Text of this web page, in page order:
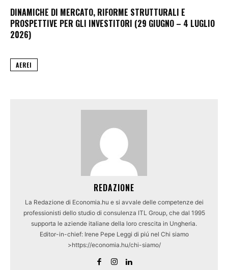
DINAMICHE DI MERCATO, RIFORME STRUTTURALI E
PROSPETTIVE PER GLI INVESTITORI (29 GIUGNO – 4 LUGLIO
2026)
AEREI
REDAZIONE
La Redazione di Economia.hu e si avvale delle competenze dei
professionisti dello studio di consulenza ITL Group, che dal 1995
supporta le aziende italiane della loro crescita in Ungheria.
Editor-in-chief: Irene Pepe Leggi di piú nel Chi siamo
>https://economia.hu/chi-siamo/